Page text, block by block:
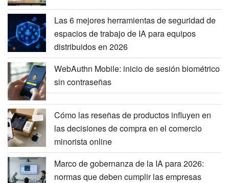
Las 6 mejores herramientas de seguridad de
espacios de trabajo de IA para equipos
distribuidos en 2026
WebAuthn Mobile: inicio de sesión biométrico
sin contraseñas
Cómo las reseñas de productos influyen en
las decisiones de compra en el comercio
minorista online
Marco de gobernanza de la IA para 2026:
normas que deben cumplir las empresas